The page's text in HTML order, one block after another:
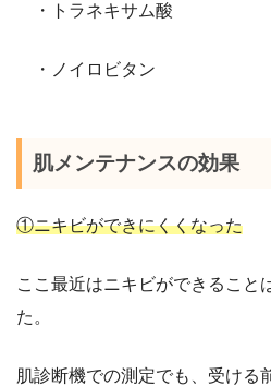
・トラネキサム酸
・ノイロビタン
肌メンテナンスの効果
①ニキビができにくくなった
ここ最近はニキビができること
た。
肌診断機での測定でも、受ける